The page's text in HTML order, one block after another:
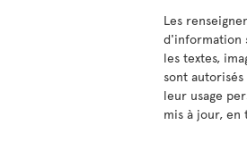
Les
d'information
les textes,
sont
leur usage
mis à jour, en